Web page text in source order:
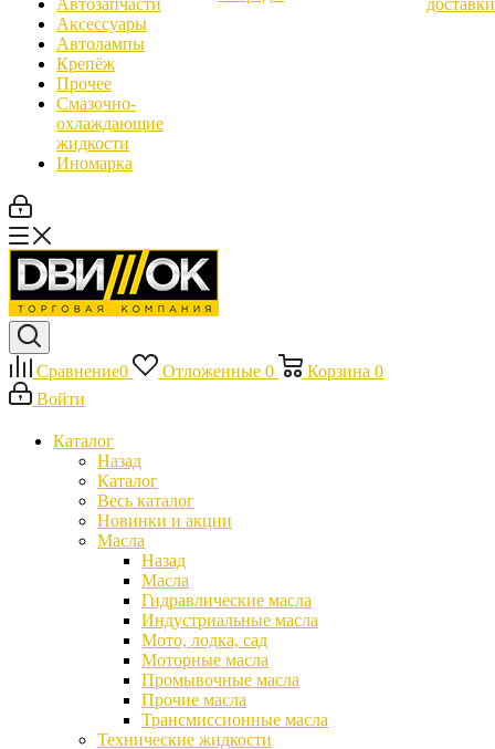
Автозапчасти
Аксессуары
Автолампы
Крепёж
Прочее
Смазочно-
охлаждающие
жидкости
Иномарка
доставки
Сравнение0 Отложенные 0 Корзина 0
Войти
Каталог
Назад
Каталог
Весь каталог
Новинки и акции
Масла
Назад
Масла
Гидравлические масла
Индустриальные масла
Мото, лодка, сад
Моторные масла
Промывочные масла
Прочие масла
Трансмиссионные масла
Технические жидкости